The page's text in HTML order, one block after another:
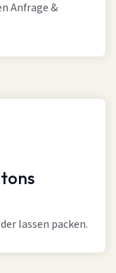
Anfrage &
lassen packen.